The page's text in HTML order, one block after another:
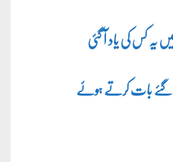
یہ کس کی یاد آ گئی
بات کرتے ہوئے